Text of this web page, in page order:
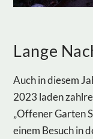
Lange
Auch in diesem
2023 laden
„Offener Garten
einem Besuch in